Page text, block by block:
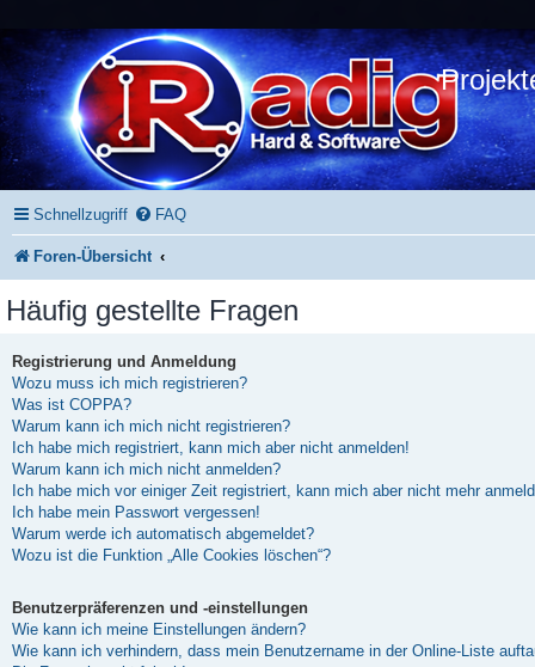
Schnellzugriff FAQ
Foren-Übersicht
Häufig gestellte Fragen
Registrierung und Anmeldung
Wozu muss ich mich registrieren?
Was ist COPPA?
Warum kann ich mich nicht registrieren?
Ich habe mich registriert, kann mich aber nicht anmelden!
Warum kann ich mich nicht anmelden?
Ich habe mich vor einiger Zeit registriert, kann mich aber nicht mehr
Ich habe mein Passwort vergessen!
Warum werde ich automatisch abgemeldet?
Wozu ist die Funktion „Alle Cookies löschen“?
Benutzerpräferenzen und -einstellungen
Wie kann ich meine Einstellungen ändern?
Wie kann ich verhindern, dass mein Benutzername in der Online-Liste